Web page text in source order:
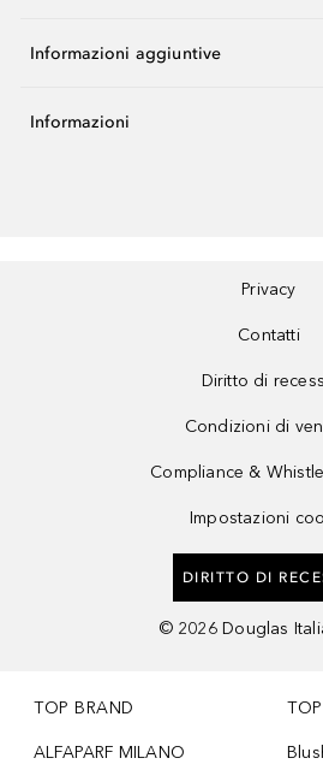
Informazioni aggiuntive
Informazioni
Privacy
Contatti
Diritto di
Condizioni di
Compliance &
Impostazioni
DIRITTO DI
© 2026 Douglas
TOP BRAND
ALFAPARF MILANO